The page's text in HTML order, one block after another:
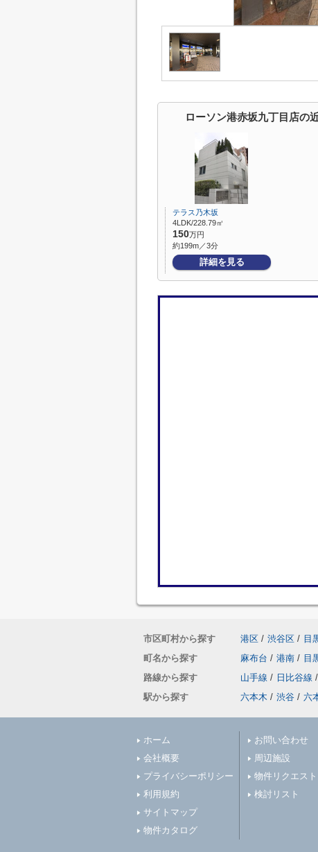
ローソン港赤坂九丁目店の
テラス乃木坂
4LDK/228.79㎡
150万円
約199m／3分
詳細を見る
市区町村から探す 港区 / 渋谷区 / 目
町名から探す
麻布台 / 港南 / 目
路線から探す
山手線 / 日比谷線 /
駅から探す
六本木 / 渋谷 / 六
ホーム
会社概要
プライバシーポリシー
利用規約
サイトマップ
物件カタログ
お問い合わせ
周辺施設
物件リクエスト
検討リスト